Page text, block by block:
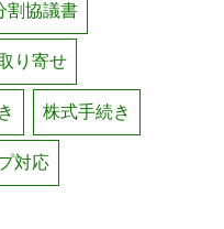
割協議書
り寄せ
株式手続き
対応